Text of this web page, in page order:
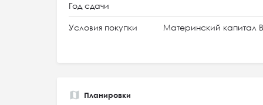
Год сдачи
Условия покупки
Материнский капитал
Планировки